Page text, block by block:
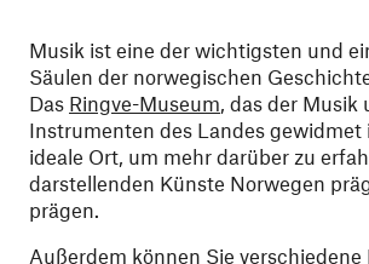
Musik ist eine der wichtigsten und
Säulen der norwegischen
Das Ringve-Museum, das der Musik
Instrumenten des Landes gewidmet
ideale Ort, um mehr darüber zu
darstellenden Künste Norwegen
prägen.
Außerdem können Sie